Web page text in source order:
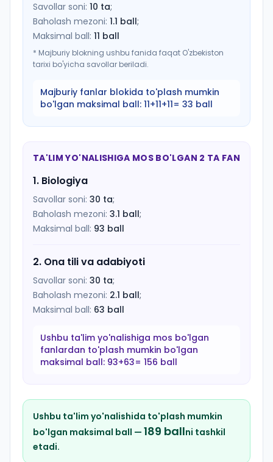
Savollar soni: 10 ta;
Baholash mezoni: 1.1 ball;
Maksimal ball: 11 ball
* Majburiy blokning ushbu fanida faqat O'zbekiston
tarixi bo'yicha savollar beriladi.
Majburiy fanlar blokida to'plash mumkin
bo'lgan maksimal ball: 11+11+11= 33 ball
TA'LIM YO'NALISHIGA MOS BO'LGAN 2 TA FAN
1. Biologiya
Savollar soni: 30 ta;
Baholash mezoni: 3.1 ball;
Maksimal ball: 93 ball
2. Ona tili va adabiyoti
Savollar soni: 30 ta;
Baholash mezoni: 2.1 ball;
Maksimal ball: 63 ball
Ushbu ta'lim yo'nalishiga mos bo'lgan
fanlardan to'plash mumkin bo'lgan
maksimal ball: 93+63= 156 ball
Ushbu ta'lim yo'nalishida to'plash mumkin
bo'lgan maksimal ball — 189 ballni tashkil
etadi.